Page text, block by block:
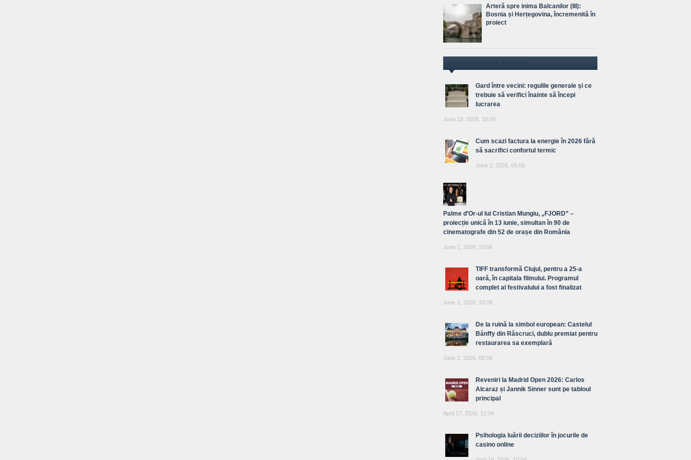
Arteră spre inima Balcanilor (III):
Bosnia și Herțegovina, încremenită în
proiect
Gard între vecini: regulile generale și ce
trebuie să verifici înainte să începi
lucrarea
June 18, 2026, 10:06
Cum scazi factura la energie în 2026 fără
să sacrifici confortul termic
June 2, 2026, 05:06
Palme d’Or-ul lui Cristian Mungiu, „FJORD” –
proiecție unică în 13 iunie, simultan în 90 de
cinematografe din 52 de orașe din România
June 1, 2026, 10:06
TIFF transformă Clujul, pentru a 25-a
oară, în capitala filmului. Programul
complet al festivalului a fost finalizat
June 1, 2026, 10:06
De la ruină la simbol european: Castelul
Bánffy din Răscruci, dublu premiat pentru
restaurarea sa exemplară
June 1, 2026, 08:06
Reveniri la Madrid Open 2026: Carlos
Alcaraz și Jannik Sinner sunt pe tabloul
principal
April 17, 2026, 12:04
Psihologia luării deciziilor în jocurile de
casino online